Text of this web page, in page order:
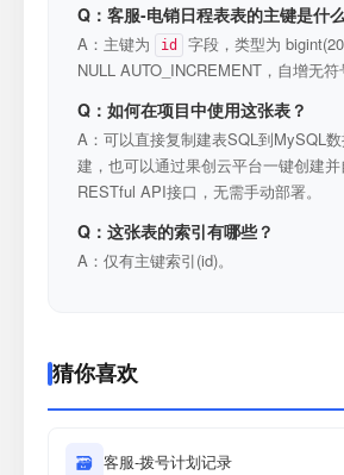
Q：客服-电销日程表表的主键是什
A：主键为 id
字段，类型为
NULL AUTO_INCREMENT，自增无符
Q：如何在项目中使用这张表？
A：可以直接复制建表SQL到MySQL
建，也可以通过果创云平台一键创建
RESTful API接口，无需手动部署。
Q：这张表的索引有哪些？
A：仅有主键索引(id)。
猜你喜欢
🗃 客服-拨号计划记录